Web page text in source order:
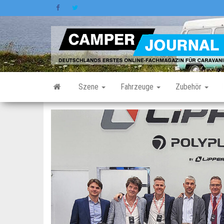
Inhalt
Szene Fahrzeuge Zubehör